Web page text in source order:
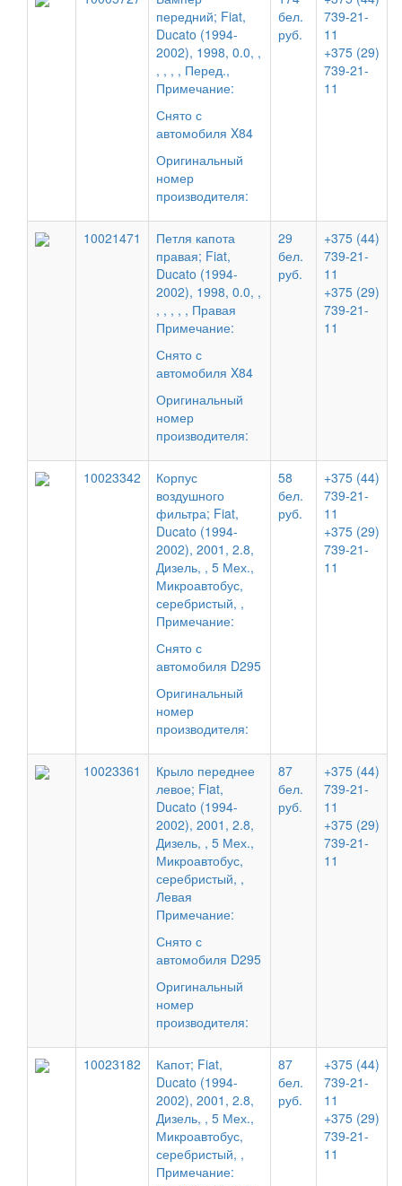
передний; Fiat,
Ducato (1994-
2002), 1998, 0.0, ,
, , , , Перед.,
Примечание:
Снято с
автомобиля X84
Оригинальный
номер
производителя:
бел.
руб.
739-21-
11
+375 (29)
739-21-
11
10021471
Петля капота
правая; Fiat,
Ducato (1994-
2002), 1998, 0.0, ,
, , , , , Правая
Примечание:
Снято с
автомобиля X84
Оригинальный
номер
производителя:
29
бел.
руб.
+375 (44)
739-21-
11
+375 (29)
739-21-
11
10023342
Корпус
воздушного
фильтра; Fiat,
Ducato (1994-
2002), 2001, 2.8,
Дизель, , 5 Мех.,
Микроавтобус,
серебристый, ,
Примечание:
Снято с
автомобиля D295
Оригинальный
номер
производителя:
58
бел.
руб.
+375 (44)
739-21-
11
+375 (29)
739-21-
11
10023361
Крыло переднее
левое; Fiat,
Ducato (1994-
2002), 2001, 2.8,
Дизель, , 5 Мех.,
Микроавтобус,
серебристый, ,
Левая
Примечание:
Снято с
автомобиля D295
Оригинальный
номер
производителя:
87
бел.
руб.
+375 (44)
739-21-
11
+375 (29)
739-21-
11
10023182
Капот; Fiat,
Ducato (1994-
2002), 2001, 2.8,
Дизель, , 5 Мех.,
Микроавтобус,
серебристый, ,
Примечание:
87
бел.
руб.
+375 (44)
739-21-
11
+375 (29)
739-21-
11